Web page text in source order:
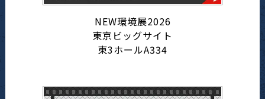
NEW環境展2026
東京ビッグサイト
東3ホールA334